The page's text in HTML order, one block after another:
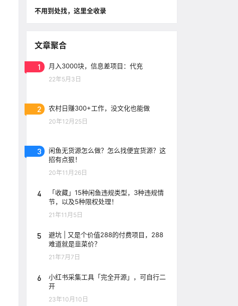
不用到处找，这里全收录
文章聚合
1 月入3000块，信息差项目：代充
22年5月3日
2 农村日赚300+工作，没文化也能做
20年12月25日
3
闲鱼无货源怎么做？怎么找便宜货源？这
招有点狠！
20年11月26日
4
「收藏」15种闲鱼违规类型，3种违规情
节，以及5种限权处理！
21年11月5日
5
避坑 | 又是个价值288的付费项目，288
难道就是韭菜价？
21年7月7日
6
小红书采集工具「完全开源」，可自行二
开
23年10月10日